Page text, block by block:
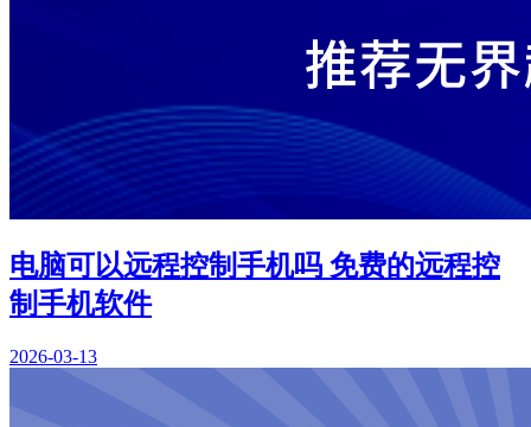
电脑可以远程控制手机吗 免费的远程控
制手机软件
2026-03-13